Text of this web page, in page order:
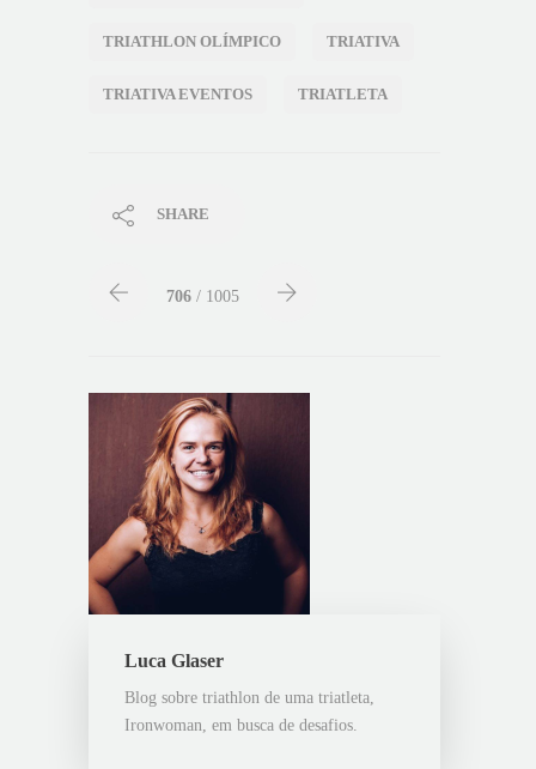
TRIATHLON OLÍMPICO TRIATIVA
TRIATIVA EVENTOS TRIATLETA
SHARE
706 / 1005
Luca Glaser
Blog sobre triathlon de uma triatleta,
Ironwoman, em busca de desafios.